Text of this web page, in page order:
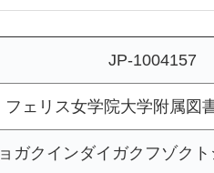
JP-1004157
フェリス女学院大学附属図
ガクインダイガクフゾク